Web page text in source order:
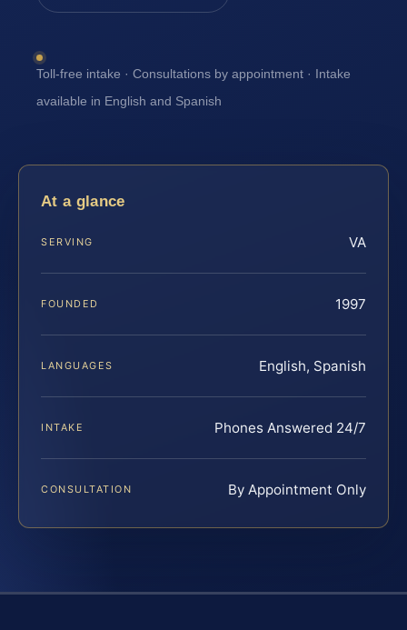
Toll-free intake · Consultations by appointment · Intake
available in English and Spanish
At a glance
SERVING VA
FOUNDED 1997
LANGUAGES English, Spanish
INTAKE Phones Answered 24/7
CONSULTATION By Appointment Only